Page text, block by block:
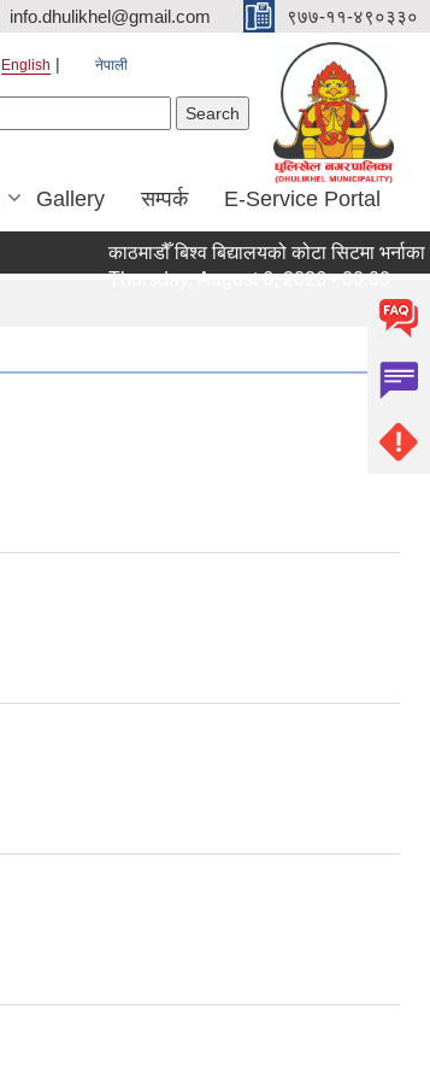
info.dhulikhel@gmail.com ९७७-११-४९०३३०
English नेपाली
Gallery सम्पर्क E-Service Portal
काठमाडौँ बिश्व बिद्यालयको कोटा सिटमा
Thursday, August 6, 2026 - 00:00